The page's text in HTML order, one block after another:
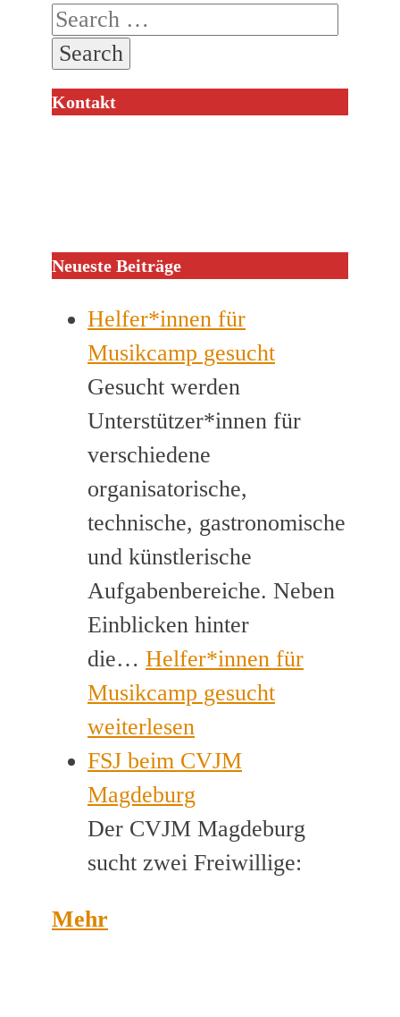
Kontakt
Neueste Beiträge
Helfer*innen für
Musikcamp gesucht
Gesucht werden
Unterstützer*innen für
verschiedene
organisatorische,
technische, gastronomische
und künstlerische
Aufgabenbereiche. Neben
Einblicken hinter
die… Helfer*innen für
Musikcamp gesucht
weiterlesen
FSJ beim CVJM
Magdeburg
Der CVJM Magdeburg
sucht zwei Freiwillige:
Mehr